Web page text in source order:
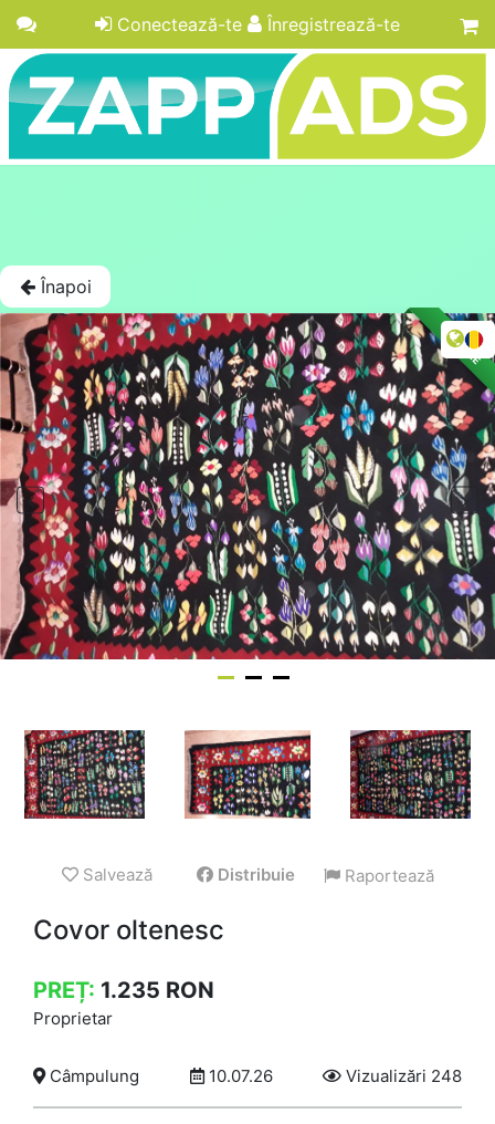
Conectează-te Înregistrează-te
Înapoi
LICITAȚIE
Salvează Distribuie Raportează
Covor oltenesc
PREȚ: 1.235 RON
Proprietar
Câmpulung 10.07.26 Vizualizări 248